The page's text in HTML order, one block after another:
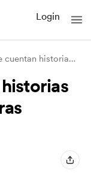
Login
Autoras que cuentan historias de mujeres